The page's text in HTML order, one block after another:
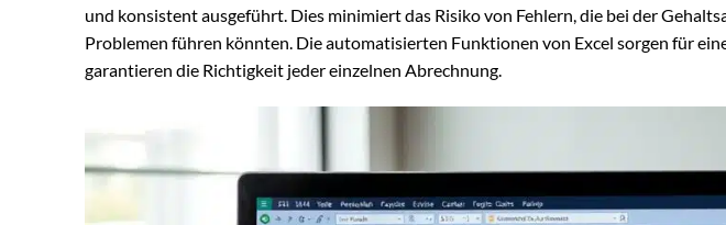
und konsistent ausgeführt. Dies minimiert das Risiko von Fehlern, die bei der
Problemen führen könnten. Die automatisierten Funktionen von Excel sorgen für
garantieren die Richtigkeit jeder einzelnen Abrechnung.